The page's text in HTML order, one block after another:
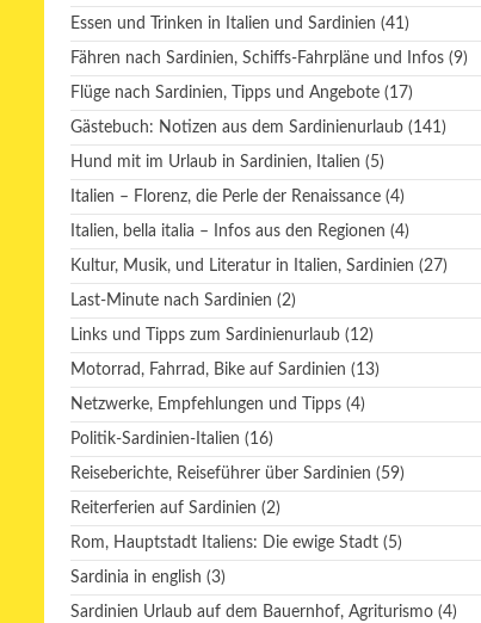
Essen und Trinken in Italien und Sardinien (41)
Fähren nach Sardinien, Schiffs-Fahrpläne und Infos (9)
Flüge nach Sardinien, Tipps und Angebote (17)
Gästebuch: Notizen aus dem Sardinienurlaub (141)
Hund mit im Urlaub in Sardinien, Italien (5)
Italien – Florenz, die Perle der Renaissance (4)
Italien, bella italia – Infos aus den Regionen (4)
Kultur, Musik, und Literatur in Italien, Sardinien (27)
Last-Minute nach Sardinien (2)
Links und Tipps zum Sardinienurlaub (12)
Motorrad, Fahrrad, Bike auf Sardinien (13)
Netzwerke, Empfehlungen und Tipps (4)
Politik-Sardinien-Italien (16)
Reiseberichte, Reiseführer über Sardinien (59)
Reiterferien auf Sardinien (2)
Rom, Hauptstadt Italiens: Die ewige Stadt (5)
Sardinia in english (3)
Sardinien Urlaub auf dem Bauernhof, Agriturismo (4)